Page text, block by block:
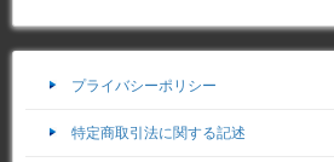
プライバシーポリシー
特定商取引法に関する記述